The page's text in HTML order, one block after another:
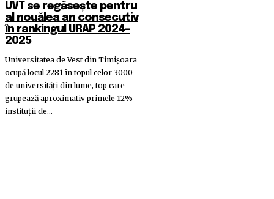
UVT se regăsește pentru
al nouălea an consecutiv
în rankingul URAP 2024-
2025
Universitatea de Vest din Timișoara
ocupă locul 2281 în topul celor 3000
de universități din lume, top care
grupează aproximativ primele 12%
instituții de...